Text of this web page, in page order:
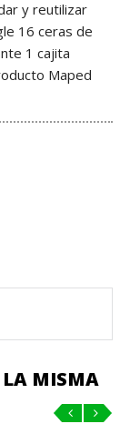
y reutilizar
16 ceras de
1 cajita
Maped
LA MISMA